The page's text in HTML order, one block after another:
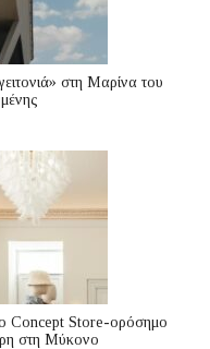
στη Μαρίνα του
Concept Store-ορόσημο
στη Μύκονο